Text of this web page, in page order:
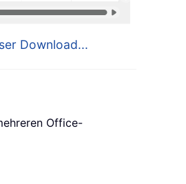
Download...
Office-